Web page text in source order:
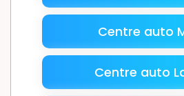
Centre auto
Centre auto